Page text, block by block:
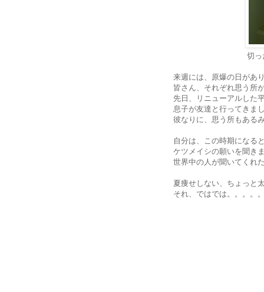
切っ
来週には、原爆の日があ
皆さん、それぞれ思う所
先日、リニューアルした
息子が友達と行ってきま
彼なりに、思う所もある
自分は、この時期になる
ケツメイシの願いを聞き
世界中の人が聞いてくれ
夏痩せしない、ちょっと
それ、ではでは。。。。